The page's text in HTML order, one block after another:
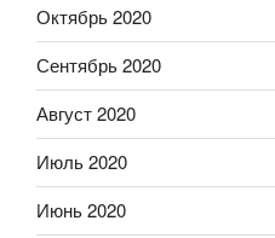
Октябрь 2020
Сентябрь 2020
Август 2020
Июль 2020
Июнь 2020